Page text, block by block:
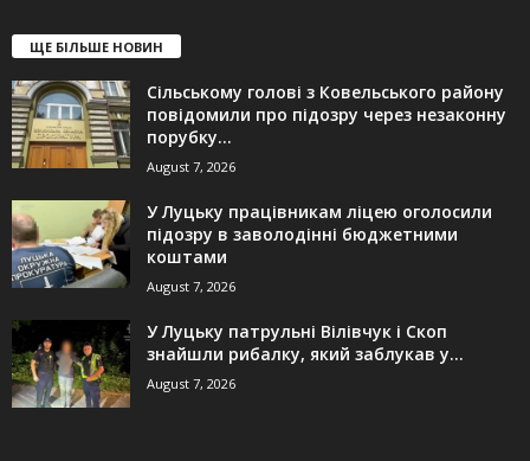
ЩЕ БІЛЬШЕ НОВИН
Сільському голові з Ковельського району
повідомили про підозру через незаконну
порубку...
August 7, 2026
У Луцьку працівникам ліцею оголосили
підозру в заволодінні бюджетними
коштами
August 7, 2026
У Луцьку патрульні Вілівчук і Скоп
знайшли рибалку, який заблукав у...
August 7, 2026